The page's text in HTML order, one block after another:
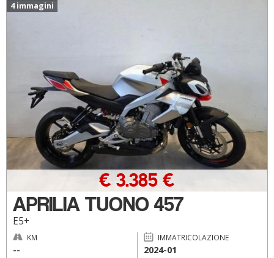
4 immagini
APRILIA TUONO 457
E5+
€ 3.385 €
KM
--
IMMATRICOLAZIONE
2024-01